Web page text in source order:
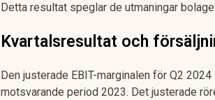
Detta resultat speglar de utmaningar
Kvartalsresultat och
Den justerade EBIT-marginalen för Q2
motsvarande period 2023. Det justerade